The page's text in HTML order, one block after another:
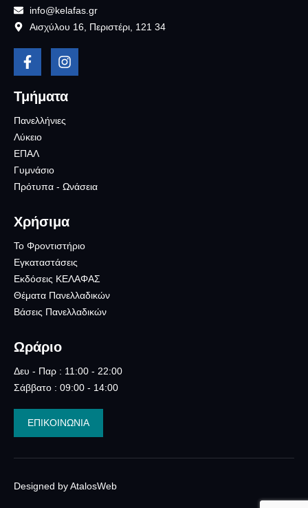
info@kelafas.gr
Αισχύλου 16, Περιστέρι, 121 34
Τμήματα
Πανελλήνιες
Λύκειο
ΕΠΑΛ
Γυμνάσιο
Πρότυπα - Ωνάσεια
Χρήσιμα
Το Φροντιστήριο
Εγκαταστάσεις
Εκδόσεις ΚΕΛΑΦΑΣ
Θέματα Πανελλαδικών
Βάσεις Πανελλαδικών
Ωράριο
Δευ - Παρ : 11:00 - 22:00
Σάββατο : 09:00 - 14:00
ΕΠΙΚΟΙΝΩΝΙΑ
Designed by AtalosWeb